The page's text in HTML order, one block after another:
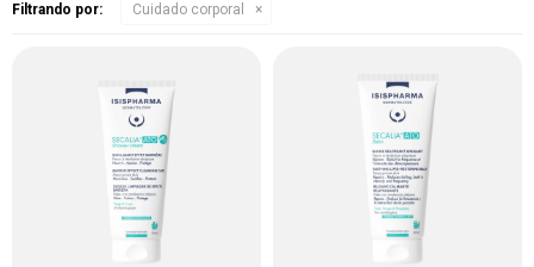
Filtrando por: Cuidado corporal